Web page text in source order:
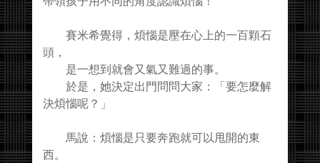
賽米希覺得，煩惱是壓在心上的一百顆石
頭，
是一想到就會又氣又難過的事。
於是，她決定出門問問大家：「要怎麼解
決煩惱呢？」
馬說：煩惱是只要奔跑就可以甩開的東
西。